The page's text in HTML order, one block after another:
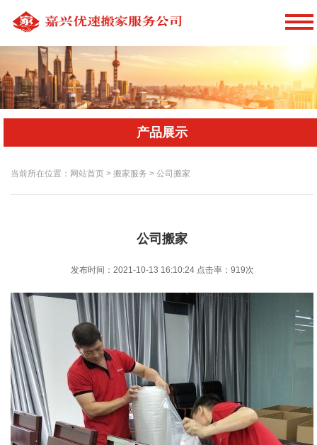
产品展示
当前所在位置：网站首页 > 搬家服务 > 公司搬家
公司搬家
发布时间：2021-10-13 16:10:24 点击率： 919次